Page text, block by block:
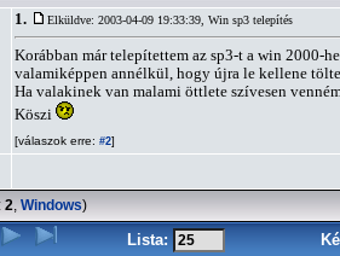
1. Elküldve: 2003-04-09 19:33:39, Win sp3 telepítés
Korábban már telepítettem az sp3-t a win 2000-
valamiképpen annélkül, hogy újra le kellene
Ha valakinek van malami öttlete szívesen
Köszi
[válaszok erre: #2]
2, Windows)
Lista: